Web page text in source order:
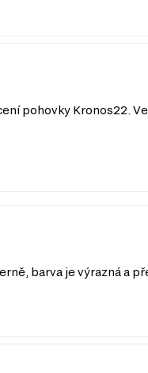
pohovky
barva je výrazná a